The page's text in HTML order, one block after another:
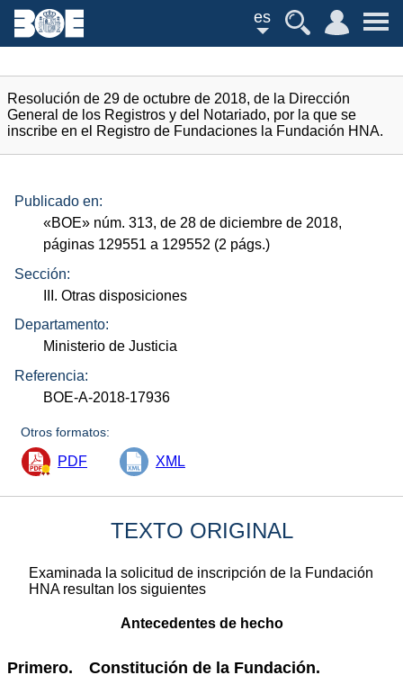
es
Resolución de 29 de octubre de 2018, de la Dirección
General de los Registros y del Notariado, por la que se
inscribe en el Registro de Fundaciones la Fundación HNA.
Publicado en:
«BOE» núm. 313, de 28 de diciembre de 2018,
páginas 129551 a 129552 (2 págs.)
Sección:
III. Otras disposiciones
Departamento:
Ministerio de Justicia
Referencia:
BOE-A-2018-17936
Otros formatos:
PDF XML
TEXTO ORIGINAL
Examinada la solicitud de inscripción de la Fundación
HNA resultan los siguientes
Antecedentes de hecho
Primero. Constitución de la Fundación.